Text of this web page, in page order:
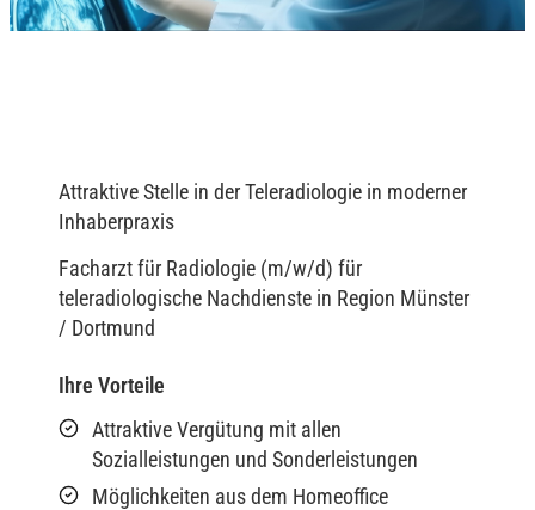
Attraktive Stelle in der Teleradiologie in moderner
Inhaberpraxis
Facharzt für Radiologie (m/w/d) für
teleradiologische Nachdienste in Region Münster
/ Dortmund
Ihre Vorteile
Attraktive Vergütung mit allen
Sozialleistungen und Sonderleistungen
Möglichkeiten aus dem Homeoffice